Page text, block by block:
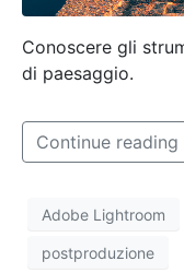
Conoscere gli
di paesaggio.
Continue reading
Adobe Lightroom
postproduzione